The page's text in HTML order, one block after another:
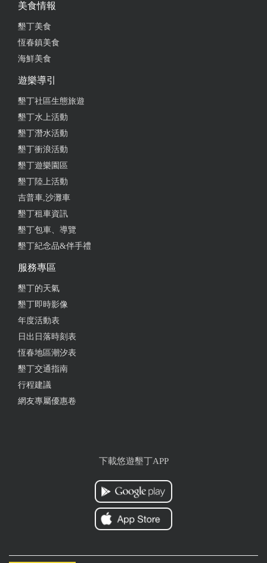
美食情報
墾丁美食
恆春鎮美食
海鮮美食
遊樂導引
墾丁社區生態旅遊
墾丁水上活動
墾丁潛水活動
墾丁衝浪活動
墾丁遊樂園區
墾丁陸上活動
吉普車,沙灘車
墾丁租車資訊
墾丁包車、導覽
墾丁紀念品&伴手禮
服務專區
墾丁的天氣
墾丁即時影像
年度活動表
日出日落時刻表
恆春地區潮汐表
墾丁交通指南
行程建議
網友專屬優惠卷
下載悠遊墾丁APP